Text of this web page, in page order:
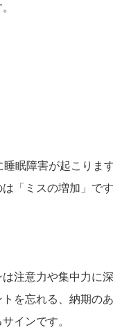
眠障害が起こりま
「ミスの増加」です
注意力や集中力に
を忘れる、納期の
インです。